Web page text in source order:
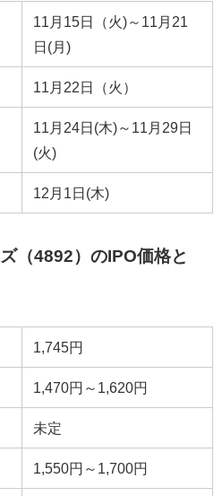
11月15日（火)～11月21
日(月)
11月22日（火）
11月24日(木)～11月29日
(火)
12月1日(木)
（4892）のIPO価格と
1,745円
1,470円～1,620円
未定
1,550円～1,700円